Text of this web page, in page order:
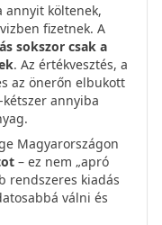
annyit költenek,
fizetnek. A
sokszor csak a
. Az értékvesztés, a
az önerőn elbukott
annyiba
Magyarországon
– ez nem „apró
rendszeres kiadás
válni és